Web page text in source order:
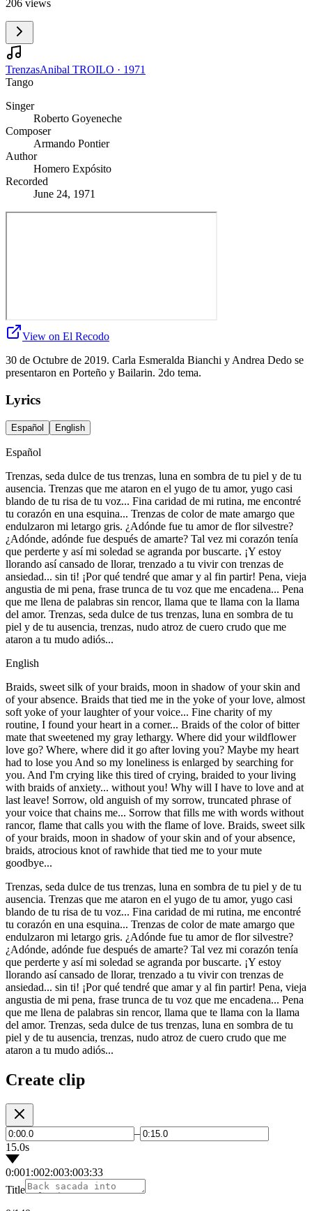
206 views
TrenzasAnibal TROILO · 1971
Tango
Singer
Roberto Goyeneche
Composer
Armando Pontier
Author
Homero Expósito
Recorded
June 24, 1971
View on El Recodo
30 de Octubre de 2019. Carla Esmeralda Bianchi y Andrea Dedo se
presentaron en Porteño y Bailarin. 2do tema.
Lyrics
Español English
Español
Trenzas, seda dulce de tus trenzas, luna en sombra de tu piel y de tu
ausencia. Trenzas que me ataron en el yugo de tu amor, yugo casi
blando de tu risa de tu voz... Fina caridad de mi rutina, me encontré
tu corazón en una esquina... Trenzas de color de mate amargo que
endulzaron mi letargo gris. ¿Adónde fue tu amor de flor silvestre?
¿Adónde, adónde fue después de amarte? Tal vez mi corazón tenía
que perderte y así mi soledad se agranda por buscarte. ¡Y estoy
llorando así cansado de llorar, trenzado a tu vivir con trenzas de
ansiedad... sin ti! ¡Por qué tendré que amar y al fin partir! Pena, vieja
angustia de mi pena, frase trunca de tu voz que me encadena... Pena
que me llena de palabras sin rencor, llama que te llama con la llama
del amor. Trenzas, seda dulce de tus trenzas, luna en sombra de tu
piel y de tu ausencia, trenzas, nudo atroz de cuero crudo que me
ataron a tu mudo adiós...
English
Braids, sweet silk of your braids, moon in shadow of your skin and
of your absence. Braids that tied me in the yoke of your love, almost
soft yoke of your laughter of your voice... Fine charity of my
routine, I found your heart in a corner... Braids of the color of bitter
mate that sweetened my gray lethargy. Where did your wildflower
love go? Where, where did it go after loving you? Maybe my heart
had to lose you And so my loneliness is enlarged by searching for
you. And I'm crying like this tired of crying, braided to your living
with braids of anxiety... without you! Why will I have to love and at
last leave! Sorrow, old anguish of my sorrow, truncated phrase of
your voice that chains me... Sorrow that fills me with words without
rancor, flame that calls you with the flame of love. Braids, sweet silk
of your braids, moon in shadow of your skin and of your absence,
braids, atrocious knot of rawhide that tied me to your mute
goodbye...
Trenzas, seda dulce de tus trenzas, luna en sombra de tu piel y de tu
ausencia. Trenzas que me ataron en el yugo de tu amor, yugo casi
blando de tu risa de tu voz... Fina caridad de mi rutina, me encontré
tu corazón en una esquina... Trenzas de color de mate amargo que
endulzaron mi letargo gris. ¿Adónde fue tu amor de flor silvestre?
¿Adónde, adónde fue después de amarte? Tal vez mi corazón tenía
que perderte y así mi soledad se agranda por buscarte. ¡Y estoy
llorando así cansado de llorar, trenzado a tu vivir con trenzas de
ansiedad... sin ti! ¡Por qué tendré que amar y al fin partir! Pena, vieja
angustia de mi pena, frase trunca de tu voz que me encadena... Pena
que me llena de palabras sin rencor, llama que te llama con la llama
del amor. Trenzas, seda dulce de tus trenzas, luna en sombra de tu
piel y de tu ausencia, trenzas, nudo atroz de cuero crudo que me
ataron a tu mudo adiós...
Create clip
–
15.0s
0:001:002:003:003:33
Title